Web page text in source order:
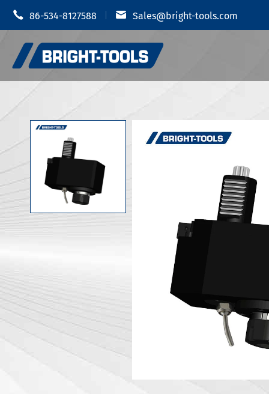
 86-534-8127588  Sales@bright-tools.com
Portautensili CNC
Strumenti statici e azionati
Strumenti di alesatura
Anti vibrazione
Accessori portautensili
Macchina
Testa ad angolo
DIN
DIN